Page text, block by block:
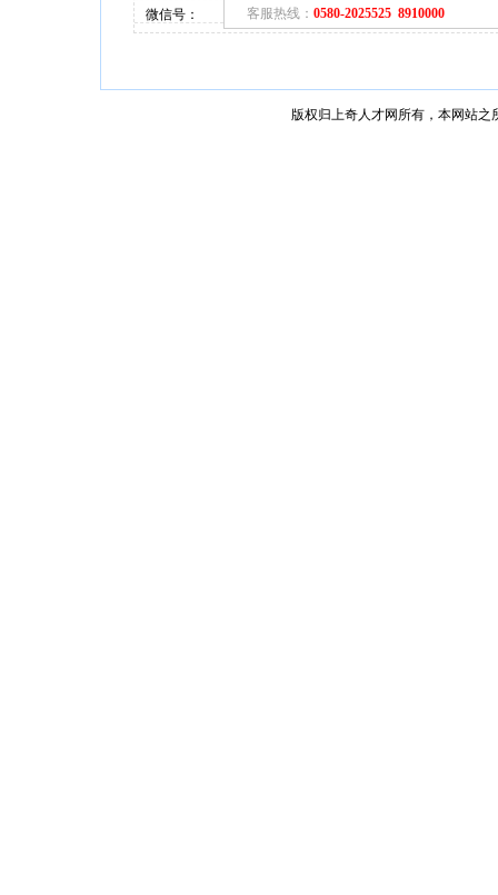
微信号：
客服热线： 0580-2025525 8910000
版权归上奇人才网所有，本网站